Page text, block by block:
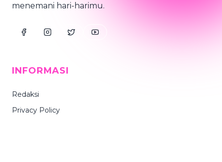
menemani hari-harimu.
INFORMASI
Redaksi
Privacy Policy